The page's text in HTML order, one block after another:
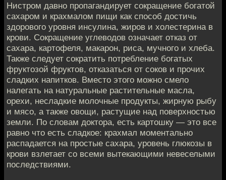
Нистром давно пропагандирует сокращение богатой
сахаром и крахмалом пищи как способ достичь
здорового уровня инсулина, жиров и холестерина в
крови. Сокращение углеводов означает отказ от
сахара, картофеля, макарон, риса, мучного и хлеба.
Также следует сократить потребление богатых
фруктозой фруктов, отказаться от соков и прочих
сладких напитков. Вместо этого можно смело
налегать на натуральные растительные масла,
орехи, несладкие молочные продукты, жирную рыбу
и мясо, а также овощи, растущие над поверхностью
земли. По словам доктора, есть картошку — это все
равно что есть сладкое: крахмал моментально
распадается на простые сахара, уровень глюкозы в
крови взлетает со всеми вытекающими невеселыми
последствиями.